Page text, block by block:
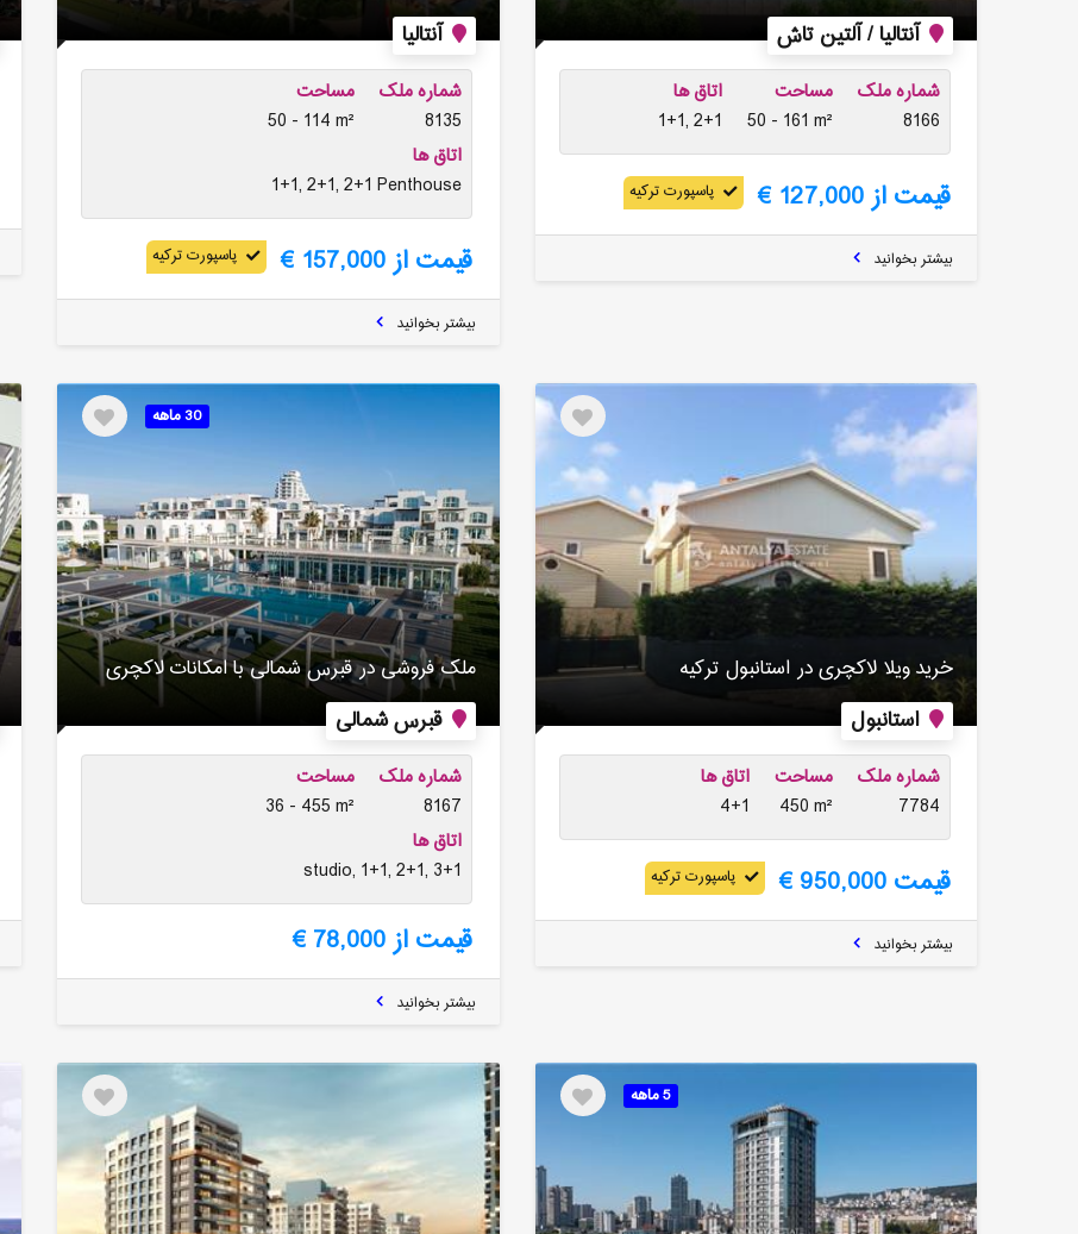
آنتالیا
شماره ملک
8135
مساحت
50 - 114 m²
اتاق ها
1+1, 2+1, 2+1 Penthouse
قیمت از 157,000 € پاسپورت ترکیه
بیشتر بخوانید
آنتالیا / آلتین تاش
شماره ملک
8166
مساحت
50 - 161 m²
اتاق ها
1+1, 2+1
قیمت از 127,000 € پاسپورت ترکیه
بیشتر بخوانید
30 ماهه
قبرس شمالی
ملک فروشی در قبرس شمالی با امکانات لاکچری
شماره ملک
8167
مساحت
36 - 455 m²
اتاق ها
studio, 1+1, 2+1, 3+1
قیمت از 78,000 €
بیشتر بخوانید
استانبول
خرید ویلا لاکچری در استانبول ترکیه
شماره ملک
7784
مساحت
450 m²
اتاق ها
4+1
قیمت 950,000 € پاسپورت ترکیه
بیشتر بخوانید
5 ماهه